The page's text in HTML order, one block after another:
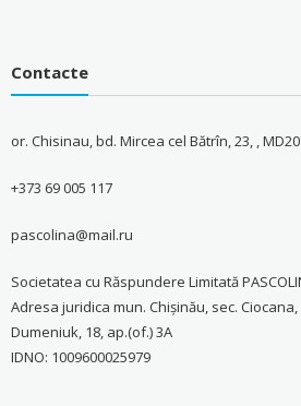
Contacte
or. Chisinau, bd. Mircea cel Bătrîn, 23, ,
+373 69 005 117
pascolina@mail.ru
Societatea cu Răspundere Limitată
Adresa juridica mun. Chişinău, sec.
Dumeniuk, 18, ap.(of.) 3A
IDNO: 1009600025979